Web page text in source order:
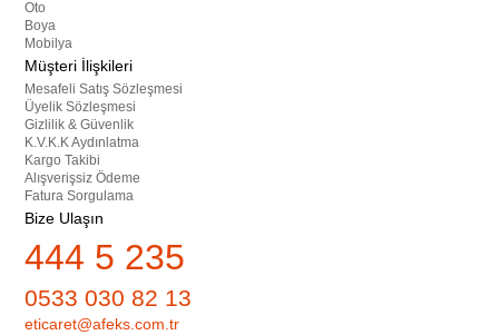
Oto
Boya
Mobilya
Müşteri İlişkileri
Mesafeli Satış Sözleşmesi
Üyelik Sözleşmesi
Gizlilik & Güvenlik
K.V.K.K Aydınlatma
Kargo Takibi
Alışverişsiz Ödeme
Fatura Sorgulama
Bize Ulaşın
444 5 235
0533 030 82 13
eticaret@afeks.com.tr